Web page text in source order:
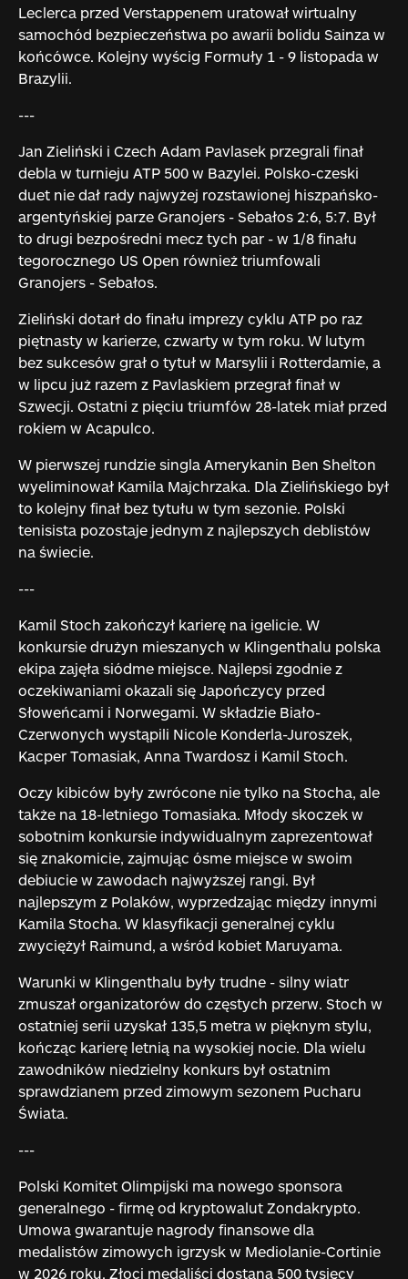
Leclerca przed Verstappenem uratował wirtualny
samochód bezpieczeństwa po awarii bolidu Sainza w
końcówce. Kolejny wyścig Formuły 1 - 9 listopada w
Brazylii.
---
Jan Zieliński i Czech Adam Pavlasek przegrali finał
debla w turnieju ATP 500 w Bazylei. Polsko-czeski
duet nie dał rady najwyżej rozstawionej hiszpańsko-
argentyńskiej parze Granojers - Sebałos 2:6, 5:7. Był
to drugi bezpośredni mecz tych par - w 1/8 finału
tegorocznego US Open również triumfowali
Granojers - Sebałos.
Zieliński dotarł do finału imprezy cyklu ATP po raz
piętnasty w karierze, czwarty w tym roku. W lutym
bez sukcesów grał o tytuł w Marsylii i Rotterdamie, a
w lipcu już razem z Pavlaskiem przegrał finał w
Szwecji. Ostatni z pięciu triumfów 28-latek miał przed
rokiem w Acapulco.
W pierwszej rundzie singla Amerykanin Ben Shelton
wyeliminował Kamila Majchrzaka. Dla Zielińskiego był
to kolejny finał bez tytułu w tym sezonie. Polski
tenisista pozostaje jednym z najlepszych deblistów
na świecie.
---
Kamil Stoch zakończył karierę na igelicie. W
konkursie drużyn mieszanych w Klingenthalu polska
ekipa zajęła siódme miejsce. Najlepsi zgodnie z
oczekiwaniami okazali się Japończycy przed
Słoweńcami i Norwegami. W składzie Biało-
Czerwonych wystąpili Nicole Konderla-Juroszek,
Kacper Tomasiak, Anna Twardosz i Kamil Stoch.
Oczy kibiców były zwrócone nie tylko na Stocha, ale
także na 18-letniego Tomasiaka. Młody skoczek w
sobotnim konkursie indywidualnym zaprezentował
się znakomicie, zajmując ósme miejsce w swoim
debiucie w zawodach najwyższej rangi. Był
najlepszym z Polaków, wyprzedzając między innymi
Kamila Stocha. W klasyfikacji generalnej cyklu
zwyciężył Raimund, a wśród kobiet Maruyama.
Warunki w Klingenthalu były trudne - silny wiatr
zmuszał organizatorów do częstych przerw. Stoch w
ostatniej serii uzyskał 135,5 metra w pięknym stylu,
kończąc karierę letnią na wysokiej nocie. Dla wielu
zawodników niedzielny konkurs był ostatnim
sprawdzianem przed zimowym sezonem Pucharu
Świata.
---
Polski Komitet Olimpijski ma nowego sponsora
generalnego - firmę od kryptowalut Zondakrypto.
Umowa gwarantuje nagrody finansowe dla
medalistów zimowych igrzysk w Mediolanie-Cortinie
w 2026 roku. Złoci medaliści dostaną 500 tysięcy